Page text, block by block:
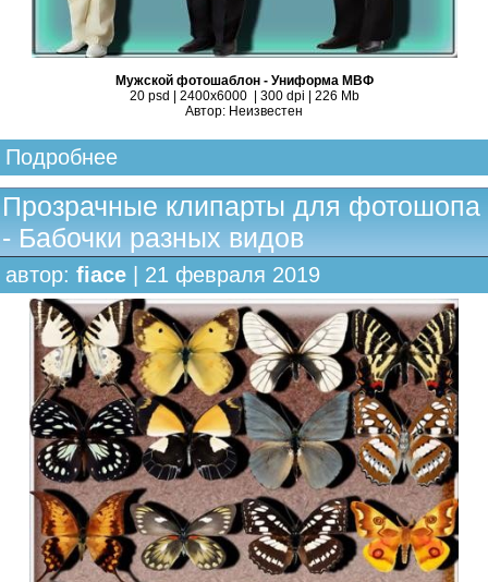
Мужской фотошаблон - Униформа МВФ
20 psd | 2400х6000 | 300 dpi | 226 Mb
Автор: Неизвестен
Подробнее
Прозрачные клипарты для фотошопа
- Бабочки разных видов
автор: fiace | 21 февраля 2019